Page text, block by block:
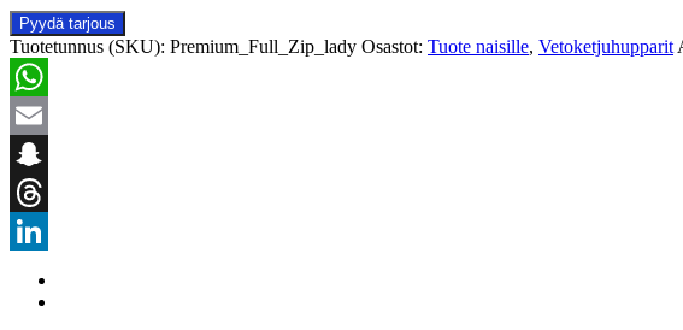
Pyydä tarjous
Tuotetunnus (SKU): Premium_Full_Zip_lady Osastot: Tuote naisille, Vetoketjuhupparit
WhatsApp
Email
Snapchat
Threads